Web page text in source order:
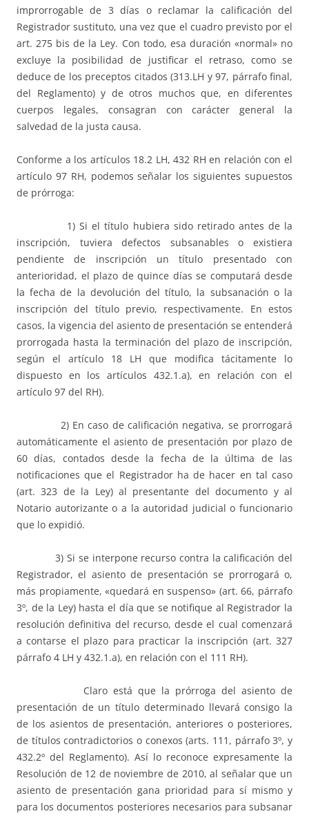
improrrogable de 3 días o reclamar la calificación del
Registrador sustituto, una vez que el cuadro previsto por el
art. 275 bis de la Ley. Con todo, esa duración «normal» no
excluye la posibilidad de justificar el retraso, como se
deduce de los preceptos citados (313.LH y 97, párrafo final,
del Reglamento) y de otros muchos que, en diferentes
cuerpos legales, consagran con carácter general la
salvedad de la justa causa.
Conforme a los artículos 18.2 LH, 432 RH en relación con el
artículo 97 RH, podemos señalar los siguientes supuestos
de prórroga:
1) Si el título hubiera sido retirado antes de la
inscripción, tuviera defectos subsanables o existiera
pendiente de inscripción un título presentado con
anterioridad, el plazo de quince días se computará desde
la fecha de la devolución del título, la subsanación o la
inscripción del título previo, respectivamente. En estos
casos, la vigencia del asiento de presentación se entenderá
prorrogada hasta la terminación del plazo de inscripción,
según el artículo 18 LH que modifica tácitamente lo
dispuesto en los artículos 432.1.a), en relación con el
artículo 97 del RH).
2) En caso de calificación negativa, se prorrogará
automáticamente el asiento de presentación por plazo de
60 días, contados desde la fecha de la última de las
notificaciones que el Registrador ha de hacer en tal caso
(art. 323 de la Ley) al presentante del documento y al
Notario autorizante o a la autoridad judicial o funcionario
que lo expidió.
3) Si se interpone recurso contra la calificación del
Registrador, el asiento de presentación se prorrogará o,
más propiamente, «quedará en suspenso» (art. 66, párrafo
3º, de la Ley) hasta el día que se notifique al Registrador la
resolución definitiva del recurso, desde el cual comenzará
a contarse el plazo para practicar la inscripción (art. 327
párrafo 4 LH y 432.1.a), en relación con el 111 RH).
Claro está que la prórroga del asiento de
presentación de un título determinado llevará consigo la
de los asientos de presentación, anteriores o posteriores,
de títulos contradictorios o conexos (arts. 111, párrafo 3º, y
432.2º del Reglamento). Así lo reconoce expresamente la
Resolución de 12 de noviembre de 2010, al señalar que un
asiento de presentación gana prioridad para sí mismo y
para los documentos posteriores necesarios para subsanar